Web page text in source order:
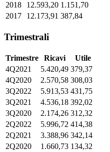
2018
12.593,20 1.151,70
2017
12.173,91 387,84
Trimestrali
Trimestre Ricavi
Utile
4Q2021
5.420,49 379,37
4Q2020
2.570,58 308,03
3Q2022
5.913,53 431,75
3Q2021
4.536,18 392,02
3Q2020
2.174,26 312,32
2Q2022
5.996,72 414,38
2Q2021
3.388,96 342,14
2Q2020
1.660,73 134,32